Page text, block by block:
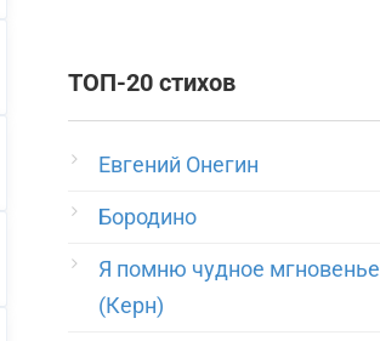
ТОП-20 стихов
Евгений Онегин
Бородино
Я помню чудное мгновенье
(Керн)